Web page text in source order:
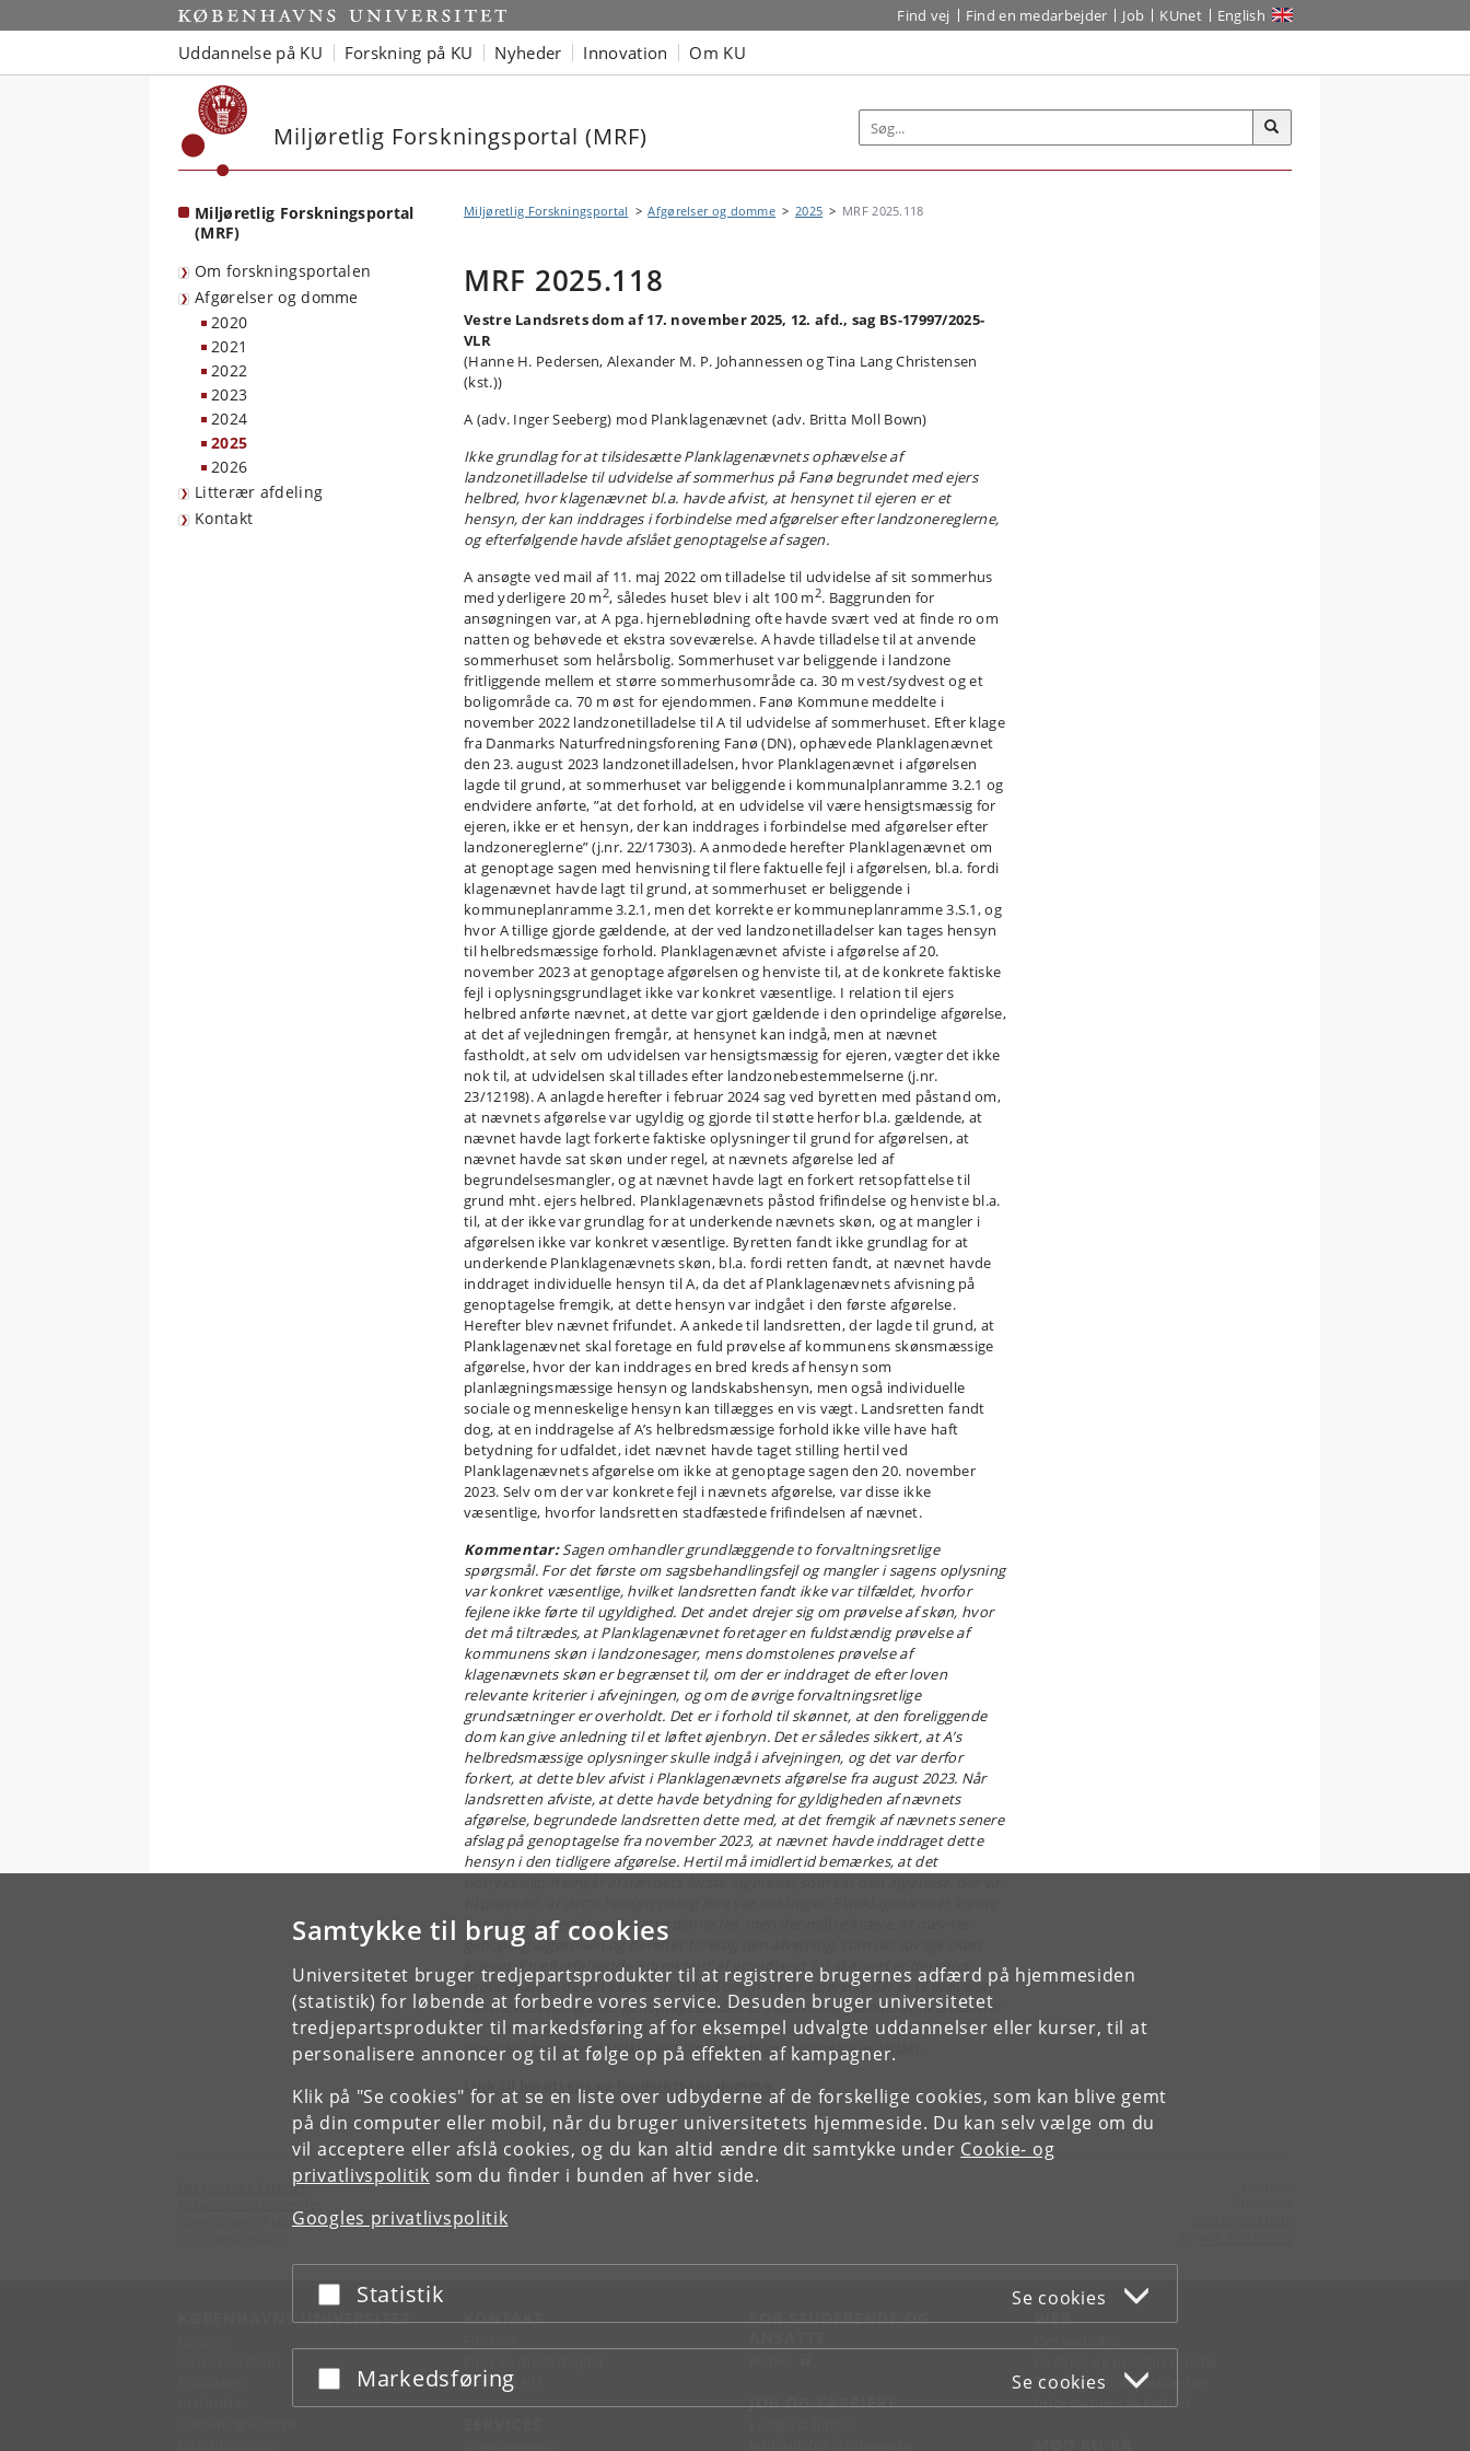
Samtykke til brug af cookies
Universitetet bruger tredjepartsprodukter til at registrere brugernes adfærd på hjemmesiden
(statistik) for løbende at forbedre vores service. Desuden bruger universitetet
tredjepartsprodukter til markedsføring af for eksempel udvalgte uddannelser eller kurser, til at
personalisere annoncer og til at følge op på effekten af kampagner.
Klik på "Se cookies" for at se en liste over udbyderne af de forskellige cookies, som kan blive gemt
på din computer eller mobil, når du bruger universitetets hjemmeside. Du kan selv vælge om du
vil acceptere eller afslå cookies, og du kan altid ændre dit samtykke under Cookie- og
privatlivspolitik som du finder i bunden af hver side.
Googles privatlivspolitik
Acceptér eller afslå
Statistik Se cookies
Acceptér eller afslå
Markedsføring Se cookies
Start Find vej Find en medarbejder Job KUnet English
Uddannelse på KU Forskning på KU Nyheder Innovation Om KU
Miljøretlig Forskningsportal (MRF)
Miljøretlig Forskningsportal
(MRF)
Om forskningsportalen
Afgørelser og domme
2020
2021
2022
2023
2024
2025
2026
Litterær afdeling
Kontakt
Miljøretlig Forskningsportal Afgørelser og domme 2025 MRF 2025.118
MRF 2025.118
Vestre Landsrets dom af 17. november 2025, 12. afd., sag BS-17997/2025-
VLR
(Hanne H. Pedersen, Alexander M. P. Johannessen og Tina Lang Christensen
(kst.))
A (adv. Inger Seeberg) mod Planklagenævnet (adv. Britta Moll Bown)
Ikke grundlag for at tilsidesætte Planklagenævnets ophævelse af
landzonetilladelse til udvidelse af sommerhus på Fanø begrundet med ejers
helbred, hvor klagenævnet bl.a. havde afvist, at hensynet til ejeren er et
hensyn, der kan inddrages i forbindelse med afgørelser efter landzonereglerne,
og efterfølgende havde afslået genoptagelse af sagen.
A ansøgte ved mail af 11. maj 2022 om tilladelse til udvidelse af sit sommerhus
med yderligere 20 m 2, således huset blev i alt 100 m 2. Baggrunden for
ansøgningen var, at A pga. hjerneblødning ofte havde svært ved at finde ro om
natten og behøvede et ekstra soveværelse. A havde tilladelse til at anvende
sommerhuset som helårsbolig. Sommerhuset var beliggende i landzone
fritliggende mellem et større sommerhusområde ca. 30 m vest/sydvest og et
boligområde ca. 70 m øst for ejendommen. Fanø Kommune meddelte i
november 2022 landzonetilladelse til A til udvidelse af sommerhuset. Efter klage
fra Danmarks Naturfredningsforening Fanø (DN), ophævede Planklagenævnet
den 23. august 2023 landzonetilladelsen, hvor Planklagenævnet i afgørelsen
lagde til grund, at sommerhuset var beliggende i kommunalplanramme 3.2.1 og
endvidere anførte, ”at det forhold, at en udvidelse vil være hensigtsmæssig for
ejeren, ikke er et hensyn, der kan inddrages i forbindelse med afgørelser efter
landzonereglerne” (j.nr. 22/17303). A anmodede herefter Planklagenævnet om
at genoptage sagen med henvisning til flere faktuelle fejl i afgørelsen, bl.a. fordi
klagenævnet havde lagt til grund, at sommerhuset er beliggende i
kommuneplanramme 3.2.1, men det korrekte er kommuneplanramme 3.S.1, og
hvor A tillige gjorde gældende, at der ved landzonetilladelser kan tages hensyn
til helbredsmæssige forhold. Planklagenævnet afviste i afgørelse af 20.
november 2023 at genoptage afgørelsen og henviste til, at de konkrete faktiske
fejl i oplysningsgrundlaget ikke var konkret væsentlige. I relation til ejers
helbred anførte nævnet, at dette var gjort gældende i den oprindelige afgørelse,
at det af vejledningen fremgår, at hensynet kan indgå, men at nævnet
fastholdt, at selv om udvidelsen var hensigtsmæssig for ejeren, vægter det ikke
nok til, at udvidelsen skal tillades efter landzonebestemmelserne (j.nr.
23/12198). A anlagde herefter i februar 2024 sag ved byretten med påstand om,
at nævnets afgørelse var ugyldig og gjorde til støtte herfor bl.a. gældende, at
nævnet havde lagt forkerte faktiske oplysninger til grund for afgørelsen, at
nævnet havde sat skøn under regel, at nævnets afgørelse led af
begrundelsesmangler, og at nævnet havde lagt en forkert retsopfattelse til
grund mht. ejers helbred. Planklagenævnets påstod frifindelse og henviste bl.a.
til, at der ikke var grundlag for at underkende nævnets skøn, og at mangler i
afgørelsen ikke var konkret væsentlige. Byretten fandt ikke grundlag for at
underkende Planklagenævnets skøn, bl.a. fordi retten fandt, at nævnet havde
inddraget individuelle hensyn til A, da det af Planklagenævnets afvisning på
genoptagelse fremgik, at dette hensyn var indgået i den første afgørelse.
Herefter blev nævnet frifundet. A ankede til landsretten, der lagde til grund, at
Planklagenævnet skal foretage en fuld prøvelse af kommunens skønsmæssige
afgørelse, hvor der kan inddrages en bred kreds af hensyn som
planlægningsmæssige hensyn og landskabshensyn, men også individuelle
sociale og menneskelige hensyn kan tillægges en vis vægt. Landsretten fandt
dog, at en inddragelse af A’s helbredsmæssige forhold ikke ville have haft
betydning for udfaldet, idet nævnet havde taget stilling hertil ved
Planklagenævnets afgørelse om ikke at genoptage sagen den 20. november
2023. Selv om der var konkrete fejl i nævnets afgørelse, var disse ikke
væsentlige, hvorfor landsretten stadfæstede frifindelsen af nævnet.
Kommentar:Sagen omhandler grundlæggende to forvaltningsretlige
spørgsmål. For det første om sagsbehandlingsfejl og mangler i sagens oplysning
var konkret væsentlige, hvilket landsretten fandt ikke var tilfældet, hvorfor
fejlene ikke førte til ugyldighed. Det andet drejer sig om prøvelse af skøn, hvor
det må tiltrædes, at Planklagenævnet foretager en fuldstændig prøvelse af
kommunens skøn i landzonesager, mens domstolenes prøvelse af
klagenævnets skøn er begrænset til, om der er inddraget de efter loven
relevante kriterier i afvejningen, og om de øvrige forvaltningsretlige
grundsætninger er overholdt. Det er i forhold til skønnet, at den foreliggende
dom kan give anledning til et løftet øjenbryn. Det er således sikkert, at A’s
helbredsmæssige oplysninger skulle indgå i afvejningen, og det var derfor
forkert, at dette blev afvist i Planklagenævnets afgørelse fra august 2023. Når
landsretten afviste, at dette havde betydning for gyldigheden af nævnets
afgørelse, begrundede landsretten dette med, at det fremgik af nævnets senere
afslag på genoptagelse fra november 2023, at nævnet havde inddraget dette
hensyn i den tidligere afgørelse. Hertil må imidlertid bemærkes, at det
naturligvis efterfølgende rette denne fejl, men det måtte kræve, at nævnet
genoptog afgørelsen og herefter foretog den afvejning, som det lovlige skøn
kræver. En efterfølgende ’korrektion’ af grundlaget for skønnet er derimod
problematisk, da det skaber uklarhed om, hvilken afgørelse der er til prøvelse,
når nævnet har afslået genoptagelse. Det er således indlysende, at hvis nævnet
har genoptaget en afgørelse, er det den genoptagne afgørelse, der er til
prøvelse, hvilket netop ikke er tilfældet, når genoptagelse er afslået.
Link til byrettens og landsrettens domme.
Det Juridiske Fakultet
Karen Blixens Plads 16
KØBENHAVNS UNIVERSITET KONTAKT
Kontakt KU
FOR STUDERENDE OG
JOB OG KARRIERE
WEB
Tilgængelighedserklæring
Informationssikkerhed